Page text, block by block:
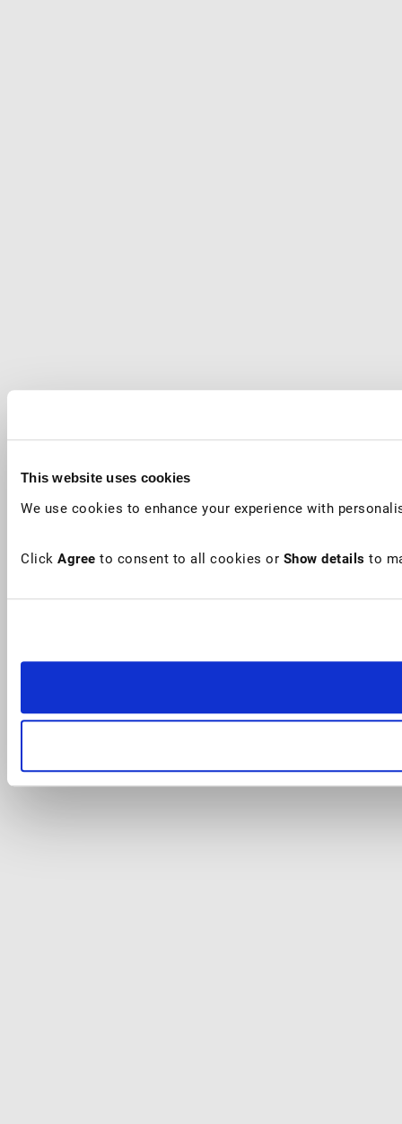
This website uses cookies
We use cookies to enhance your experience with
Click Agree to consent to all cookies or Show details to